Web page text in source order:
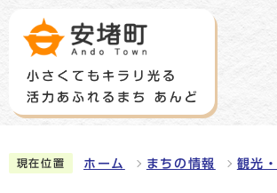
現在位置 ホーム まちの情報 観光